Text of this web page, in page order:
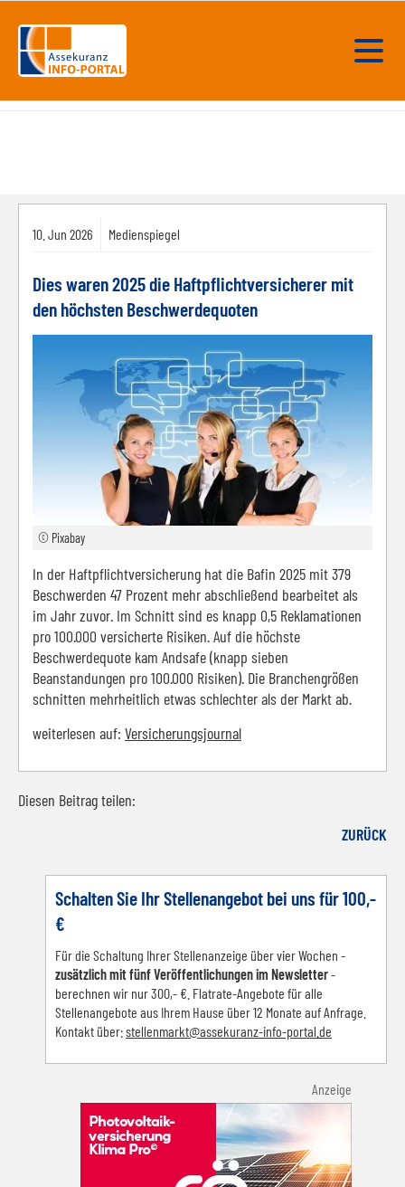
10. Jun 2026 Medienspiegel
Dies waren 2025 die Haftpflichtversicherer mit
den höchsten Beschwerdequoten
© Pixabay
In der Haftpflichtversicherung hat die Bafin 2025 mit 379
Beschwerden 47 Prozent mehr abschließend bearbeitet als
im Jahr zuvor. Im Schnitt sind es knapp 0,5 Reklamationen
pro 100.000 versicherte Risiken. Auf die höchste
Beschwerdequote kam Andsafe (knapp sieben
Beanstandungen pro 100.000 Risiken). Die Branchengrößen
schnitten mehrheitlich etwas schlechter als der Markt ab.
weiterlesen auf: Versicherungsjournal
Diesen Beitrag teilen:
ZURÜCK
Schalten Sie Ihr Stellenangebot bei uns für 100,-
€
Für die Schaltung Ihrer Stellenanzeige über vier Wochen -
zusätzlich mit fünf Veröffentlichungen im Newsletter-
berechnen wir nur 300,- €. Flatrate-Angebote für alle
Stellenangebote aus Ihrem Hause über 12 Monate auf Anfrage.
Kontakt über:stellenmarkt@assekuranz-info-portal.de
Anzeige